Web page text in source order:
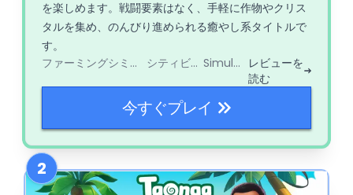
を楽しめます。戦闘要素はなく、手軽に作物やクリス
タルを集め、のんびり進められる癒やし系タイトルで
す。
ファーミングシミュレーター
シティビルダー Simulator
レビューを
読む
今すぐプレイ
2